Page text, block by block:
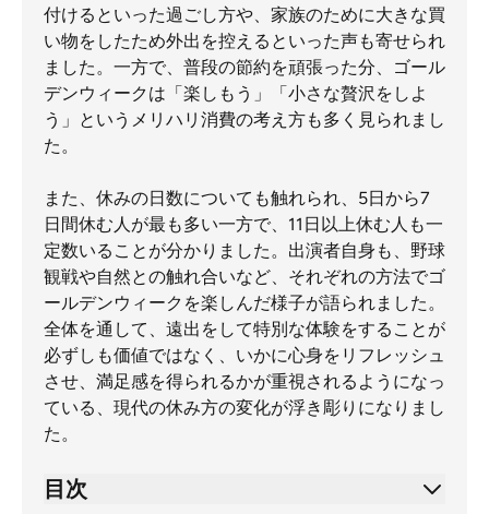
付けるといった過ごし方や、家族のために大きな買
い物をしたため外出を控えるといった声も寄せられ
ました。一方で、普段の節約を頑張った分、ゴール
デンウィークは「楽しもう」「小さな贅沢をしよ
う」というメリハリ消費の考え方も多く見られまし
た。
また、休みの日数についても触れられ、5日から7
日間休む人が最も多い一方で、11日以上休む人も一
定数いることが分かりました。出演者自身も、野球
観戦や自然との触れ合いなど、それぞれの方法でゴ
ールデンウィークを楽しんだ様子が語られました。
全体を通して、遠出をして特別な体験をすることが
必ずしも価値ではなく、いかに心身をリフレッシュ
させ、満足感を得られるかが重視されるようになっ
ている、現代の休み方の変化が浮き彫りになりまし
た。
目次